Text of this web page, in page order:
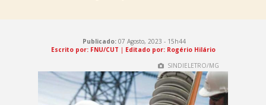
Publicado:07 Agosto, 2023 - 15h44
Escrito por: FNU/CUT | Editado por: Rogério Hilário
SINDIELETRO/MG